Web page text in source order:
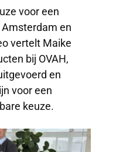
voor een
en
vertelt Maike
bij OVAH,
en
voor een
keuze.